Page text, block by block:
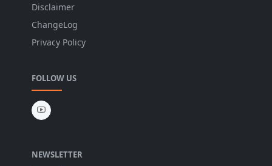
Disclaimer
ChangeLog
Privacy Policy
FOLLOW US
NEWSLETTER